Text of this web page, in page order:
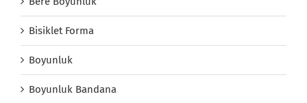
Bisiklet Forma
Boyunluk
Boyunluk Bandana